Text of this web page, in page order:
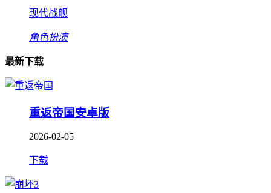
现代战舰
角色扮演
最新下载
重返帝国安卓版
2026-02-05
下载